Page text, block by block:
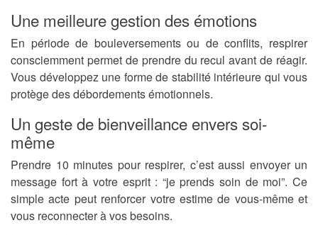
Une meilleure gestion des émotions
En période de bouleversements ou de conflits, respirer
consciemment permet de prendre du recul avant de réagir.
Vous développez une forme de stabilité intérieure qui vous
protège des débordements émotionnels.
Un geste de bienveillance envers soi-
même
Prendre 10 minutes pour respirer, c’est aussi envoyer un
message fort à votre esprit : “je prends soin de moi”. Ce
simple acte peut renforcer votre estime de vous-même et
vous reconnecter à vos besoins.